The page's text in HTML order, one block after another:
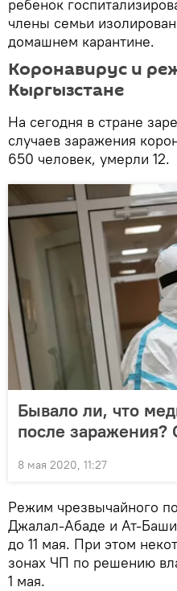
ребенок
члены семьи
домашнем карантине.
Коронавирус и
Кыргызстане
На сегодня в стране
случаев заражения
650 человек, умерли 12.
Бывало ли, что
после
8 мая 2020, 11:27
Режим чрезвычайного
Джалал-Абаде и Ат-
до 11 мая. При этом
зонах ЧП по решению
1 мая.